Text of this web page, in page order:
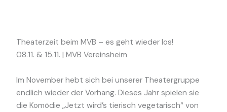
Theaterzeit beim MVB – es geht wieder los!
08.11. & 15.11. | MVB Vereinsheim
Im November hebt sich bei unserer Theatergruppe
endlich wieder der Vorhang. Dieses Jahr spielen sie
die Komödie „Jetzt wird’s tierisch vegetarisch“ von